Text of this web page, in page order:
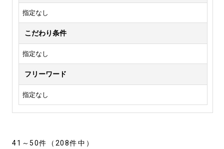
指定なし
こだわり条件
指定なし
フリーワード
指定なし
41～50件（208件中）